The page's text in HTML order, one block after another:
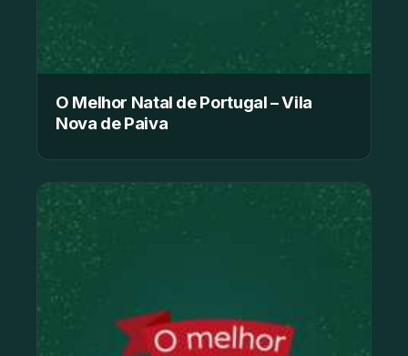
O Melhor Natal de Portugal – Vila
Nova de Paiva